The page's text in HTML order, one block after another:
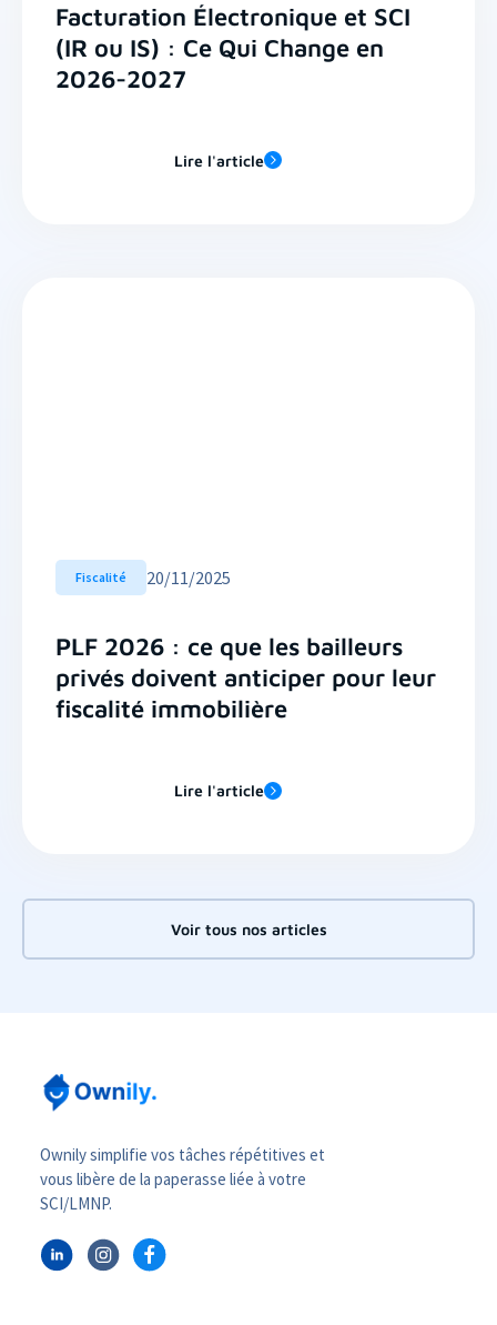
Facturation Électronique et SCI
(IR ou IS) : Ce Qui Change en
2026-2027
Lire l'article
Fiscalité 20/11/2025
PLF 2026 : ce que les bailleurs
privés doivent anticiper pour leur
fiscalité immobilière
Lire l'article
Voir tous nos articles
Ownily simplifie vos tâches répétitives et
vous libère de la paperasse liée à votre
SCI/LMNP.